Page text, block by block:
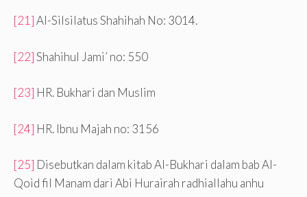
[21]Al-Silsilatus Shahihah No: 3014.
[22]Shahihul Jami’ no: 550
[23] HR. Bukhari dan Muslim
[24] HR. Ibnu Majah no: 3156
[25] Disebutkan dalam kitab Al-Bukhari dalam bab Al-
Qoid fil Manam dari Abi Hurairah radhiallahu anhu